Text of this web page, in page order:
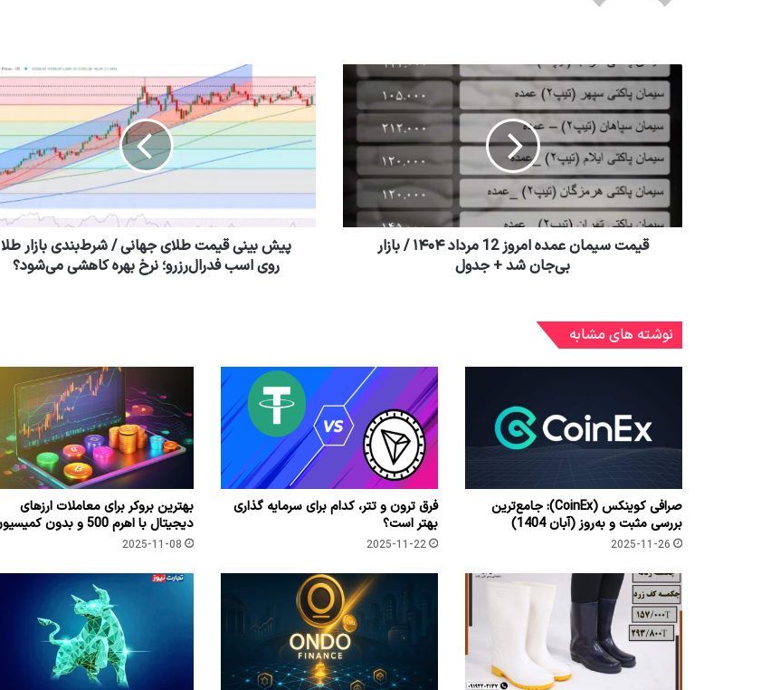
قیمت سیمان عمده امروز 12 مرداد ۱۴۰۴ / بازار
بی‌جان شد + جدول
پیش بینی قیمت طلای جهانی / شرط‌بندی بازار طلا
روی اسب فدرال‌رزرو؛ نرخ بهره کاهشی می‌شود؟
نوشته های مشابه
صرافی کوینکس (CoinEx): جامع‌ترین
بررسی مثبت و به‌روز (آبان 1404)
2025-11-26
فرق ترون و تتر، کدام برای سرمایه گذاری
بهتر است؟
2025-11-22
بهترین بروکر برای معاملات ارزهای
دیجیتال با اهرم 500 و بدون کمیسیون
2025-11-08